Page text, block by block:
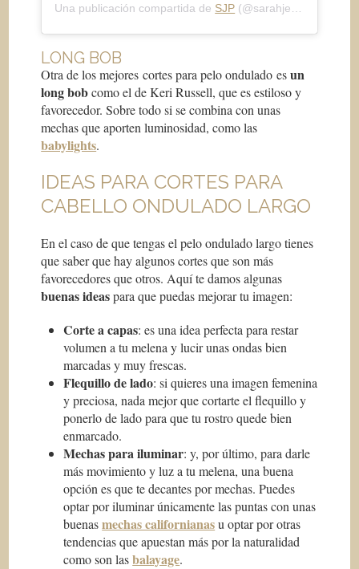
Una publicación compartida de SJP (@sarahjessicaparker) el
LONG BOB
Otra de los mejores cortes para pelo ondulado esun
long bobcomo el de Keri Russell, que es estiloso y
favorecedor. Sobre todo si se combina con unas
mechas que aporten luminosidad, como las
babylights.
IDEAS PARA CORTES PARA
CABELLO ONDULADO LARGO
En el caso de que tengas el pelo ondulado largo tienes
que saber que hay algunos cortes que son más
favorecedores que otros. Aquí te damos algunas
buenas ideaspara que puedas mejorar tu imagen:
Corte a capas: es una idea perfecta para restar
volumen a tu melena y lucir unas ondas bien
marcadas y muy frescas.
Flequillo de lado: si quieres una imagen femenina
y preciosa, nada mejor que cortarte el flequillo y
ponerlo de lado para que tu rostro quede bien
enmarcado.
Mechas para iluminar: y, por último, para darle
más movimiento y luz a tu melena, una buena
opción es que te decantes por mechas. Puedes
optar por iluminar únicamente las puntas con unas
buenasmechas californianasu optar por otras
tendencias que apuestan más por la naturalidad
como son lasbalayage.